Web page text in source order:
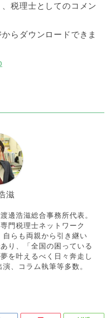
税理士としてのコメン
らダウンロードできま
滋
邊浩滋総合事務所代表。
門税理士ネットワーク
自らも両親から引き継い
り、「全国の困っている
を叶えるべく日々奔走し
、コラム執筆等多数。